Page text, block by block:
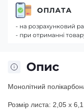
Опис
Монолітний
Розмір листа: 2,05 х
ОПЛАТА
- на розрахунковий
- при отриманні